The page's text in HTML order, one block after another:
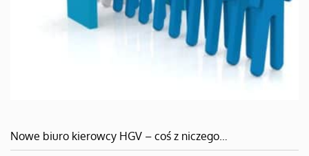
Nowe biuro kierowcy HGV – coś z niczego…